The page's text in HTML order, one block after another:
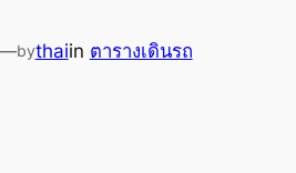
bythaiin ตารางเดินรถ